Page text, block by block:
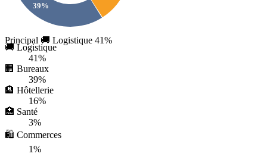
39%
Principal 🚚 Logistique 41%
🚚 Logistique
41%
🏢 Bureaux
39%
🏨 Hôtellerie
16%
🏥 Santé
3%
🛍️ Commerces
1%